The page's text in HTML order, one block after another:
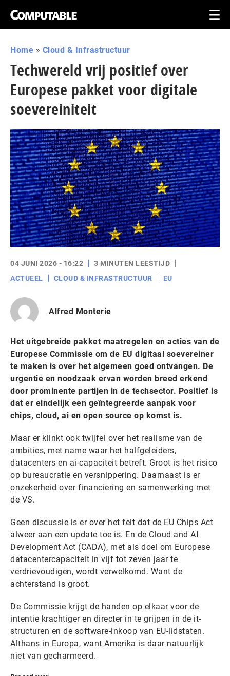
Home » Cloud & Infrastructuur
Techwereld vrij positief over
Europese pakket voor digitale
soe­ve­rei­ni­teit
04 JUNI 2026 - 16:22
3 MINUTEN LEESTIJD
ACTUEEL
CLOUD & INFRASTRUCTUUR EU
Alfred Monterie
Het uitgebreide pakket maatregelen en acties van de
Europese Commissie om de EU digitaal soevereiner
te maken is over het algemeen goed ontvangen. De
urgentie en noodzaak ervan worden breed erkend
door prominente partijen in de techsector. Positief is
dat er eindelijk een geïntegreerde aanpak voor
chips, cloud, ai en open source op komst is.
Maar er klinkt ook twijfel over het realisme van de
ambities, met name waar het halfgeleiders,
datacenters en ai-capaciteit betreft. Groot is het risico
op bureaucratie en versnippering. Daarnaast is er
onzekerheid over financiering en samenwerking met
de VS.
Geen discussie is er over het feit dat de EU Chips Act
alweer aan een update toe is. En de Cloud and AI
Development Act (CADA), met als doel om Europese
datacentercapaciteit in vijf tot zeven jaar te
verdrievoudigen, wordt verwelkomd. Want de
achterstand is groot.
De Commissie krijgt de handen op elkaar voor de
intentie krachtiger en directer in te grijpen in de it-
structuren en de software-inkoop van EU-lidstaten.
Althans in Europa, want Amerika is daar natuurlijk
niet van gecharmeerd.